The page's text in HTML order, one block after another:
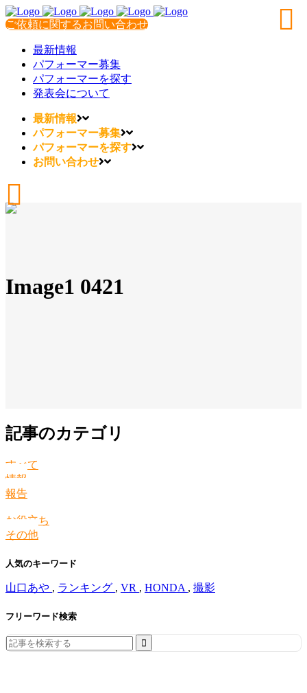
ご依頼に関するお問い合わせ
最新情報
パフォーマー募集
パフォーマーを探す
発表会について
最新情報
パフォーマー募集
パフォーマーを探す
お問い合わせ
Image1 0421
記事のカテゴリ
すべて
情報
報告
お役立ち
その他
人気のキーワード
山口あや , ランキング , VR , HONDA , 撮影
フリーワード検索
Search
for: